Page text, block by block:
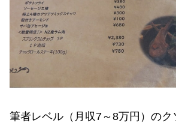
筆者レベル（月収7～8万円）の